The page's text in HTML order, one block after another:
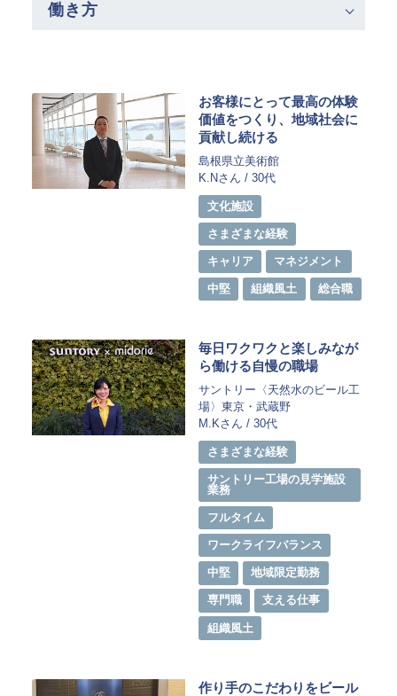
企業情報
トップメッセージ
企業理念
会社概要・アクセス
働き方
お客様にとって最高の体験
価値をつくり、地域社会に
貢献し続ける
島根県立美術館
K.Nさん / 30代
​​文化施設
さまざまな経験
キャリア マネジメント
中堅 組織風土 総合職
毎日ワクワクと楽しみなが
ら働ける自慢の職場
サントリー〈天然水のビール工
場〉東京・武蔵野
M.Kさん / 30代
さまざまな経験
サントリー工場の見学施設
業務
フルタイム
ワークライフバランス
中堅 地域限定勤務
専門職 支える仕事
組織風土
作り手のこだわりをビール